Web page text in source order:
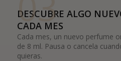
DESCUBRE ALGO
CADA MES
Cada mes, un nuevo perfume
de 8 ml. Pausa o cancela
quieras.